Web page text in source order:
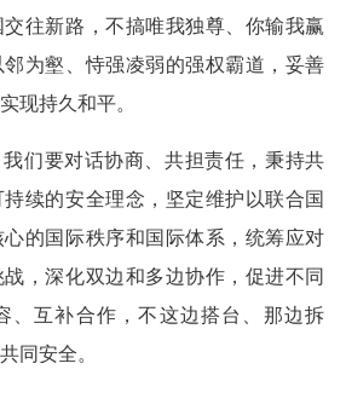
往新路，不搞唯我独尊、你输我赢
为壑、恃强凌弱的强权霸道，妥善
现持久和平。
们要对话协商、共担责任，秉持共
续的安全理念，坚定维护以联合国
的国际秩序和国际体系，统筹应对
，深化双边和多边协作，促进不同
、互补合作，不这边搭台、那边拆
同安全。